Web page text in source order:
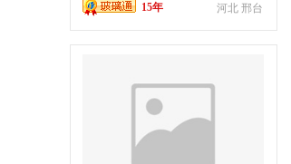
司 河北 邢台
15年